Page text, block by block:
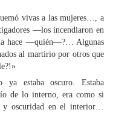
vivas a las mujeres…, a
—los incendiaron en
hace —quién—?… Algunas
al martirio por otros que
estaba oscuro. Estaba
de lo interno, era como si
y oscuridad en el interior…